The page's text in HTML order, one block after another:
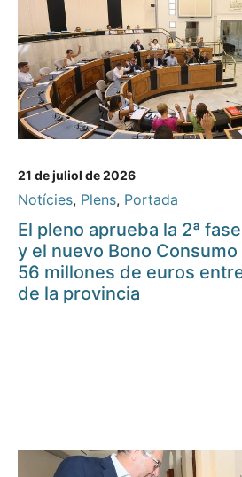
21 de juliol de 2026
Notícies, Plens, Portada
El pleno aprueba la 2ª
y el nuevo Bono
56 millones de euros
de la provincia